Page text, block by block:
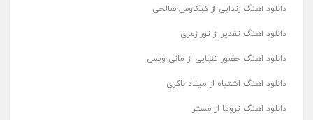
دانلود اهنگ زندایی از کیکاوس صالحی
دانلود اهنگ تقدیر از تور زمری
دانلود اهنگ حضور تنهایی از مانی ویس
دانلود اهنگ اشتباه از میلاد باکری
دانلود اهنگ تروما از مستر